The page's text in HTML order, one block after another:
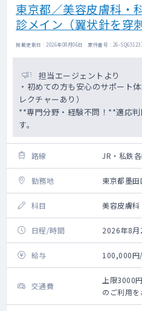
東京都／美容皮膚科・
診メイン（翼状針を穿
掲載更新日 : 2026年08月06日 案件番号 : 26-SQ651231
担当エージェントより
・初めての方も安心のサポート
レクチャーあり）
**専門分野・経験不問！**適応
す。
路線 JR・私鉄
勤務地 東京都墨田
科目 美容皮膚科
日程/時間 2026年8
給与 100,000円/
交通費
上限3000
のご利用
クシー利用